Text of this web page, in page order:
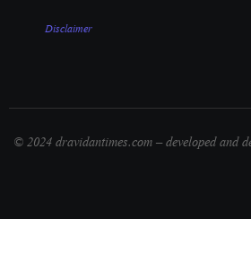
Disclaimer
© 2024 dravidantimes.com – developed and